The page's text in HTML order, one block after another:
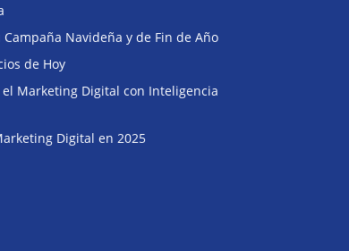
Navideña y de Fin de Año
de Hoy
el Marketing Digital con Inteligencia
Digital en 2025